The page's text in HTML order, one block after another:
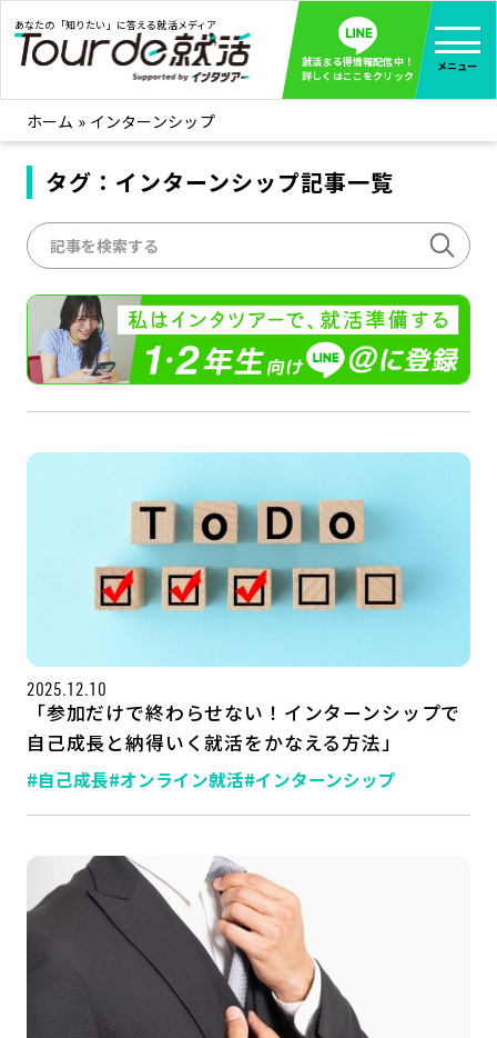
あなたの「知りたい」に答える就活メディア
就活まる得情報配信中！
詳しくはここをクリック
メニュー
就活ノウハウ 全て見る
企業まる見え！特捜部 全て見る
みんなが知らない企業の裏側を徹底調査！
インタツアー活動レポ 全て見る
インタツアーを使ってどうだった？OBOG成功談
社会人インタビュー 全て見る
社会人になった今、就活を振り返ってみた
学生就活ブログ 全て見る
企業・業界研究はインタツアー
記事一覧
LINE登録
サイトマップ
プライバシーポリシー
公式SNSはこちら
ホーム » インターンシップ
タグ：インターンシップ記事一覧
2025.12.10
「参加だけで終わらせない！インターンシップで
自己成長と納得いく就活をかなえる方法」
#自己成長#オンライン就活#インターンシップ